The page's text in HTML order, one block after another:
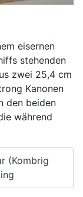
eisernen
stehenden
zwei 25,4 cm
Kanonen
den beiden
während
(Kombrig